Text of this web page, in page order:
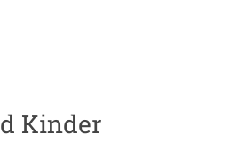
Kinder